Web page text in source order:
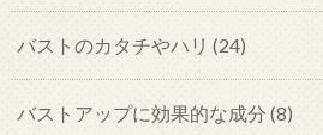
バストのカタチやハリ (24)
バストアップに効果的な成分 (8)